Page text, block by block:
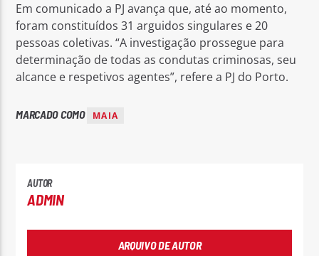
Em comunicado a PJ avança que, até ao momento,
foram constituídos 31 arguidos singulares e 20
pessoas coletivas. “A investigação prossegue para
determinação de todas as condutas criminosas, seu
alcance e respetivos agentes”, refere a PJ do Porto.
MARCADO COMO MAIA
AUTOR
ADMIN
ARQUIVO DE AUTOR